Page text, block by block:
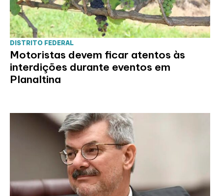
DISTRITO FEDERAL
Motoristas devem ficar atentos às
interdições durante eventos em
Planaltina